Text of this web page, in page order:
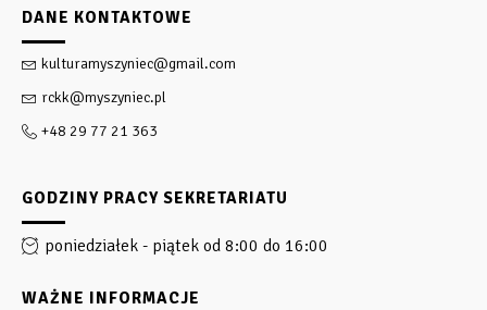
DANE KONTAKTOWE
kulturamyszyniec@gmail.com
rckk@myszyniec.pl
+48 29 77 21 363
GODZINY PRACY SEKRETARIATU
poniedziałek - piątek od 8:00 do 16:00
WAŻNE INFORMACJE